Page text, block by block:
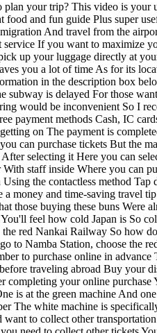
your trip? This video is
food and fun guide Plus super
And travel from the
If you want to maximize
up your luggage directly at
you a lot of time As for its
in the description box
subway is delayed For those
would be inconvenient So I
payment methods Cash, IC
on The payment is
can purchase tickets But the
selecting it Here you can
staff inside Where you can
the contactless method
money and time-saving travel
those buying these buns Were
feel how cold Japan is So
red Nankai Railway So how
to Namba Station, choose the
to purchase online in
traveling abroad Buy
completing your online
is at the green machine And
The white machine is
to collect other